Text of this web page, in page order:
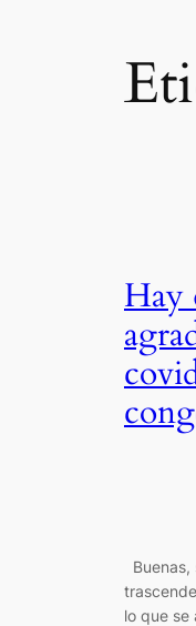
Hay
lo que se